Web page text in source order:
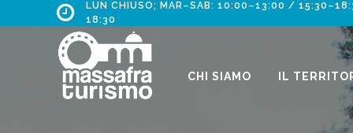
LUN CHIUSO; MAR–SAB: 10:00–13:00 /
18:30
CHI SIAMO IL